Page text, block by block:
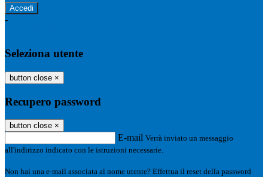
-
Seleziona utente
button close ×
Recupero password
button close ×
E-mail Verrà inviato un messaggio
all'indirizzo indicato con le istruzioni necessarie.
Non hai una e-mail associata al nome utente? Effettua il reset della password